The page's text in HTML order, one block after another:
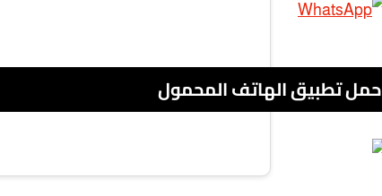
حمل تطبيق الهاتف المحمول